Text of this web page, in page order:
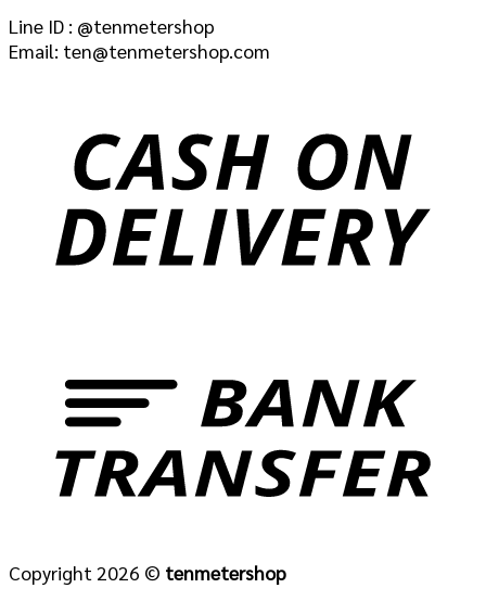
Line ID : @tenmetershop
Email: ten@tenmetershop.com
Copyright 2026 © tenmetershop